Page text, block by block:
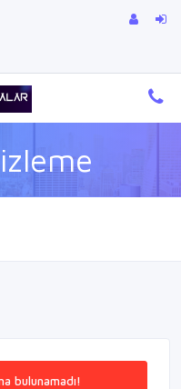
bulunamadı!